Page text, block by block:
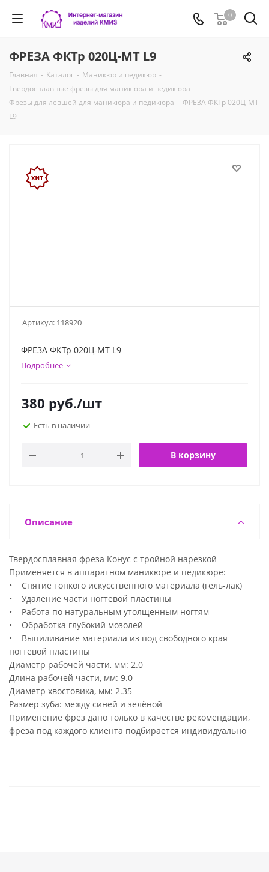
0
ФРЕЗА ФКТр 020Ц-МТ L9
Главная - Каталог - Маникюр и педикюр -
Твердосплавные фрезы для маникюра и педикюра -
Фрезы для левшей для маникюра и педикюра - ФРЕЗА ФКТр 020Ц-МТ
L9
Артикул: 118920
ФРЕЗА ФКТр 020Ц-МТ L9
Подробнее
380 руб./шт
Есть в наличии
В корзину
Описание
Твердосплавная фреза Конус с тройной нарезкой
Применяется в аппаратном маникюре и педикюре:
• Снятие тонкого искусственного материала (гель-лак)
• Удаление части ногтевой пластины
• Работа по натуральным утолщенным ногтям
• Обработка глубокий мозолей
• Выпиливание материала из под свободного края
ногтевой пластины
Диаметр рабочей части, мм: 2.0
Длина рабочей части, мм: 9.0
Диаметр хвостовика, мм: 2.35
Размер зуба: между синей и зелёной
Применение фрез дано только в качестве рекомендации,
фреза под каждого клиента подбирается индивидуально